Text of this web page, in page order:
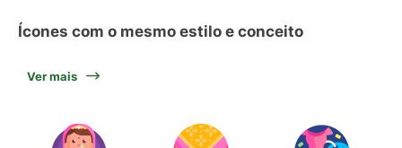
Ícones com o mesmo estilo e conceito
Ver mais